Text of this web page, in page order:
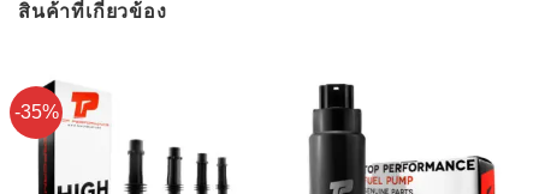
สินค้าที่เกี่ยวข้อง
-35%